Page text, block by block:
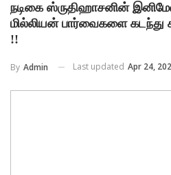
நடிகை ஸ்ருதிஹாசனின்
மில்லியன் பார்வைகளை
!!
By Admin Last updated Apr 24,